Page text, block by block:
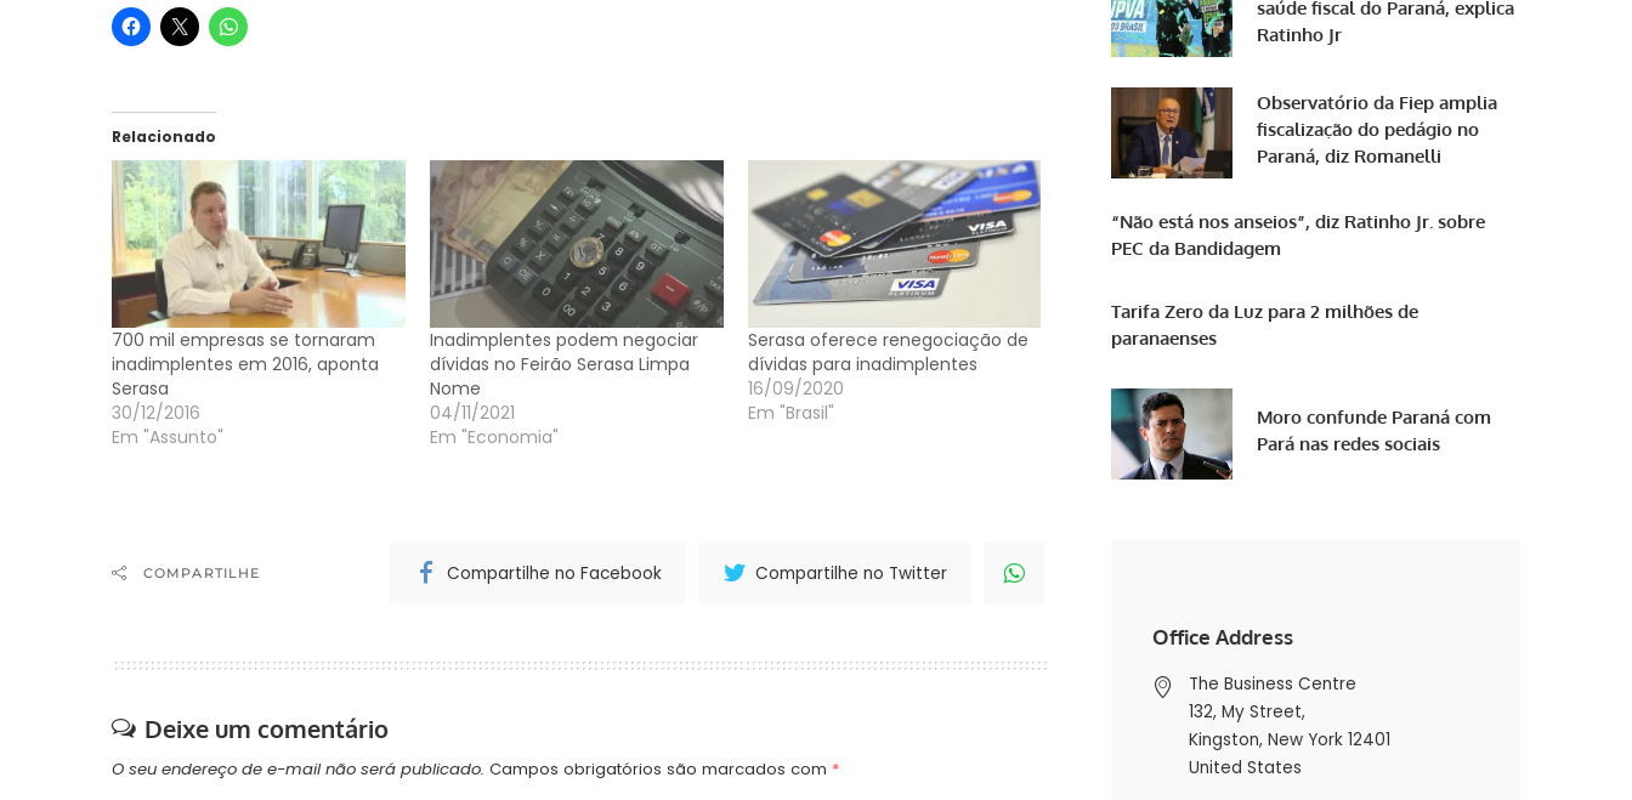
Relacionado
700 mil empresas se tornaram
inadimplentes em 2016, aponta
Serasa
30/12/2016
Em "Assunto"
Inadimplentes podem negociar
dívidas no Feirão Serasa Limpa
Nome
04/11/2021
Em "Economia"
Serasa oferece renegociação de
dívidas para inadimplentes
16/09/2020
Em "Brasil"
COMPARTILHE Compartilhe no Facebook Compartilhe no Twitter
Deixe um comentário
O seu endereço de e-mail não será publicado. Campos obrigatórios são marcados com *
saúde fiscal do Paraná, explica
Ratinho Jr
Observatório da Fiep amplia
fiscalização do pedágio no
Paraná, diz Romanelli
“Não está nos anseios”, diz Ratinho Jr. sobre
PEC da Bandidagem
Tarifa Zero da Luz para 2 milhões de
paranaenses
Moro confunde Paraná com
Pará nas redes sociais
Office Address
The Business Centre
132, My Street,
Kingston, New York 12401
United States